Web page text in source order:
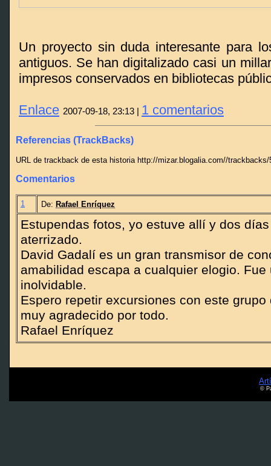
Un proyecto sin duda interesante para
antiguos. Se han digitalizado casi un
impresos conservados en bibliotecas
Enlace 2007-09-18, 23:13 | 1 comentarios
Referencias (TrackBacks)
URL de trackback de esta historia http://mizar.blogalia.com//trackbacks/
Comentarios
1 De: Rafael Enríquez
Estupendas fotos, yo estuve allí y dos
aterrizado.
David Gadalí es un gran transmisor de
amabilidad escapa a cualquier elogio.
inolvidable.
Espero repetir excursiones con este
muy agradecido por todo.
Rafael Enríquez
©